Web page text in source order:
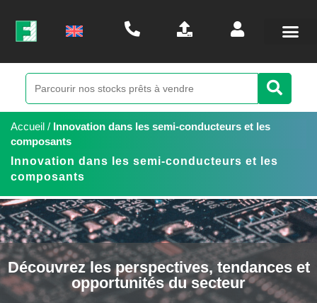
Accueil / Innovation dans les semi-conducteurs et les
composants
Innovation dans les semi-conducteurs et les
composants
Découvrez les perspectives, tendances et
opportunités du secteur